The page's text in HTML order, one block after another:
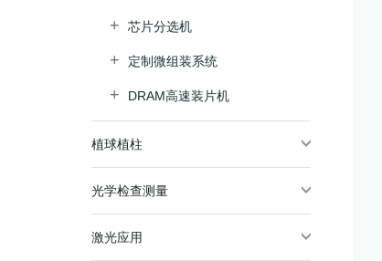
芯片分选机
定制微组装系统
DRAM高速装片机
植球植柱
光学检查测量
激光应用